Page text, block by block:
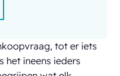
tot er iets
het ineens ieders